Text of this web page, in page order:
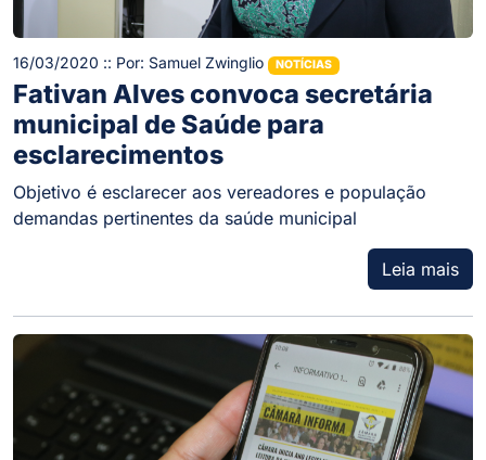
16/03/2020 :: Por: Samuel Zwinglio NOTÍCIAS
Fativan Alves convoca secretária
municipal de Saúde para
esclarecimentos
Objetivo é esclarecer aos vereadores e população
demandas pertinentes da saúde municipal
Leia mais